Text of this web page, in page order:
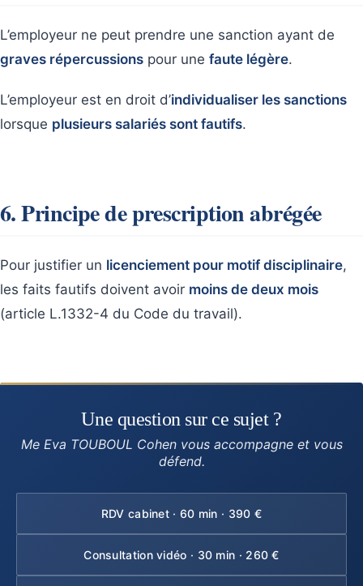
L’employeur ne peut prendre une sanction ayant de
graves répercussions pour une faute légère.
L’employeur est en droit d’individualiser les sanctions
lorsque plusieurs salariés sont fautifs.
6. Principe de prescription abrégée
Pour justifier un licenciement pour motif disciplinaire,
les faits fautifs doivent avoir moins de deux mois
(article L.1332-4 du Code du travail).
Une question sur ce sujet ?
Me Eva TOUBOUL Cohen vous accompagne et vous
défend.
RDV cabinet · 60 min · 390 €
Consultation vidéo · 30 min · 260 €